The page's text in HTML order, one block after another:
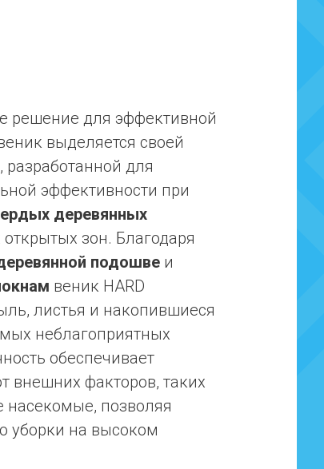
решение для эффективной
выделяется своей
разработанной для
эффективности при
деревянных
открытых зон. Благодаря
подошвеи
веник HARD
листья и накопившиеся
неблагоприятных
обеспечивает
внешних факторов, таких
насекомые, позволяя
уборки на высоком